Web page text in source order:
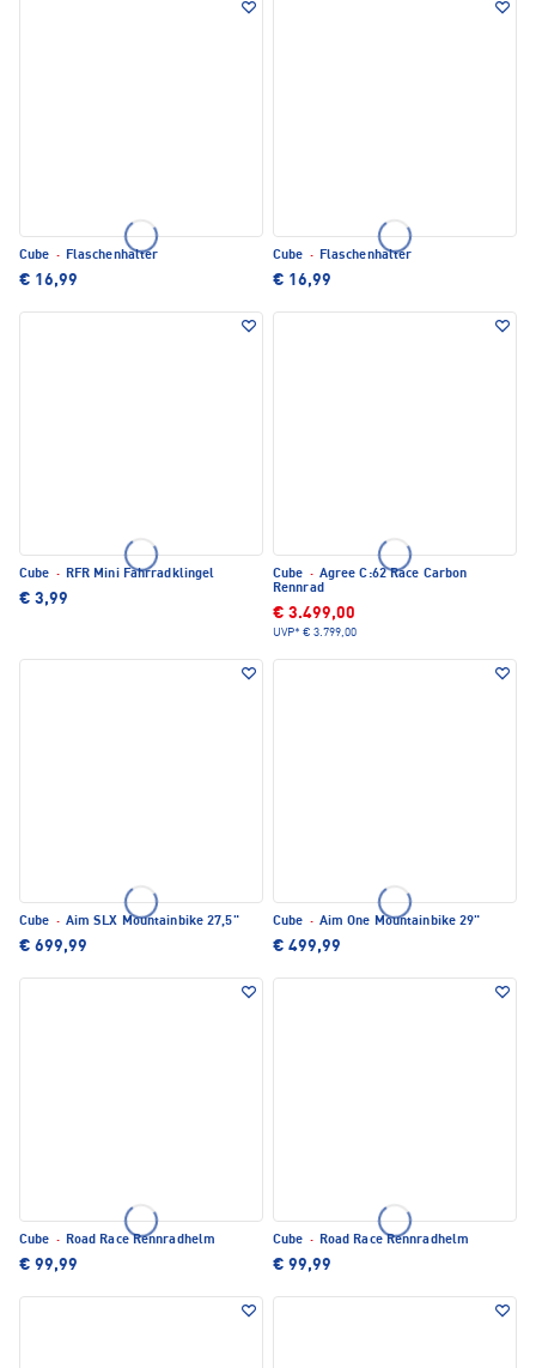
Cube · Flaschenhalter
€ 16,99
Cube · Flaschenhalter
€ 16,99
Cube · RFR Mini Fahrradklingel
€ 3,99
Cube · Agree C:62 Race Carbon
Rennrad
€ 3.499,00
UVP* € 3.799,00
Cube · Aim SLX Mountainbike 27,5"
€ 699,99
Cube · Aim One Mountainbike 29"
€ 499,99
Cube · Road Race Rennradhelm
€ 99,99
Cube · Road Race Rennradhelm
€ 99,99